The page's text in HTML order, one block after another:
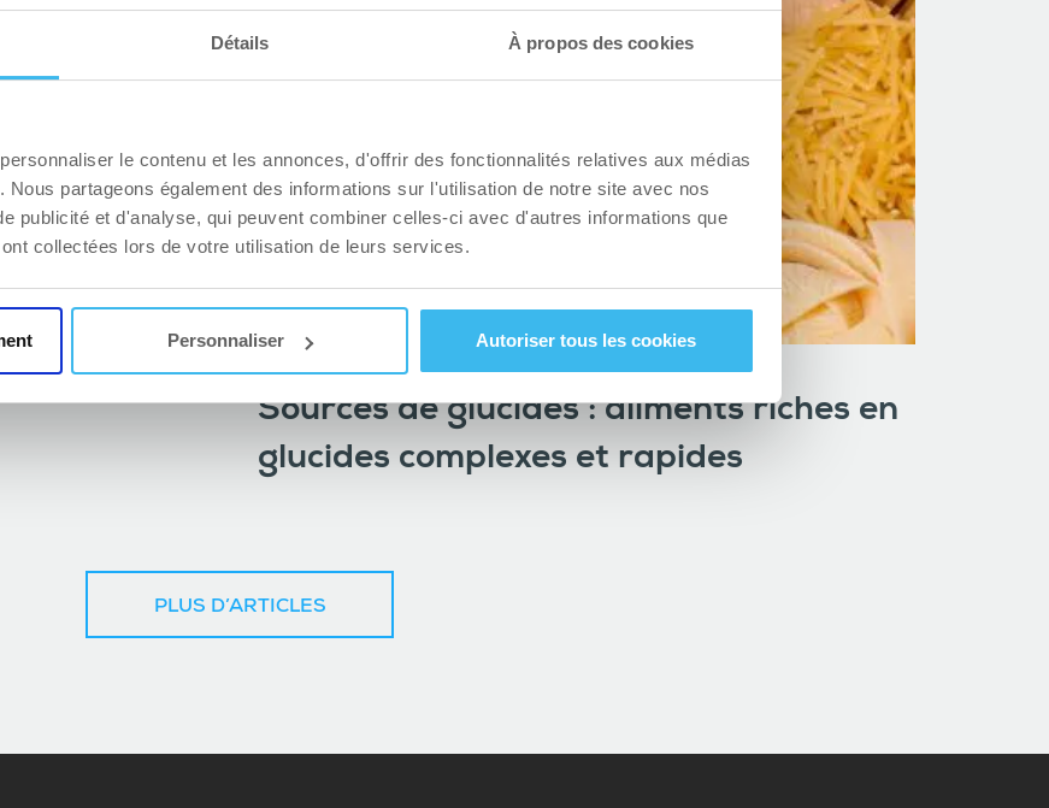
Détails À propos des cookies
le contenu et les annonces, d'offrir des fonctionnalités relatives aux médias
partageons également des informations sur l'utilisation de notre site avec nos
publicité et d'analyse, qui peuvent combiner celles-ci avec d'autres informations que
collectées lors de votre utilisation de leurs services.
Personnaliser Autoriser tous les cookies
Sources de glucides : aliments riches en
glucides complexes et rapides
PLUS D’ARTICLES